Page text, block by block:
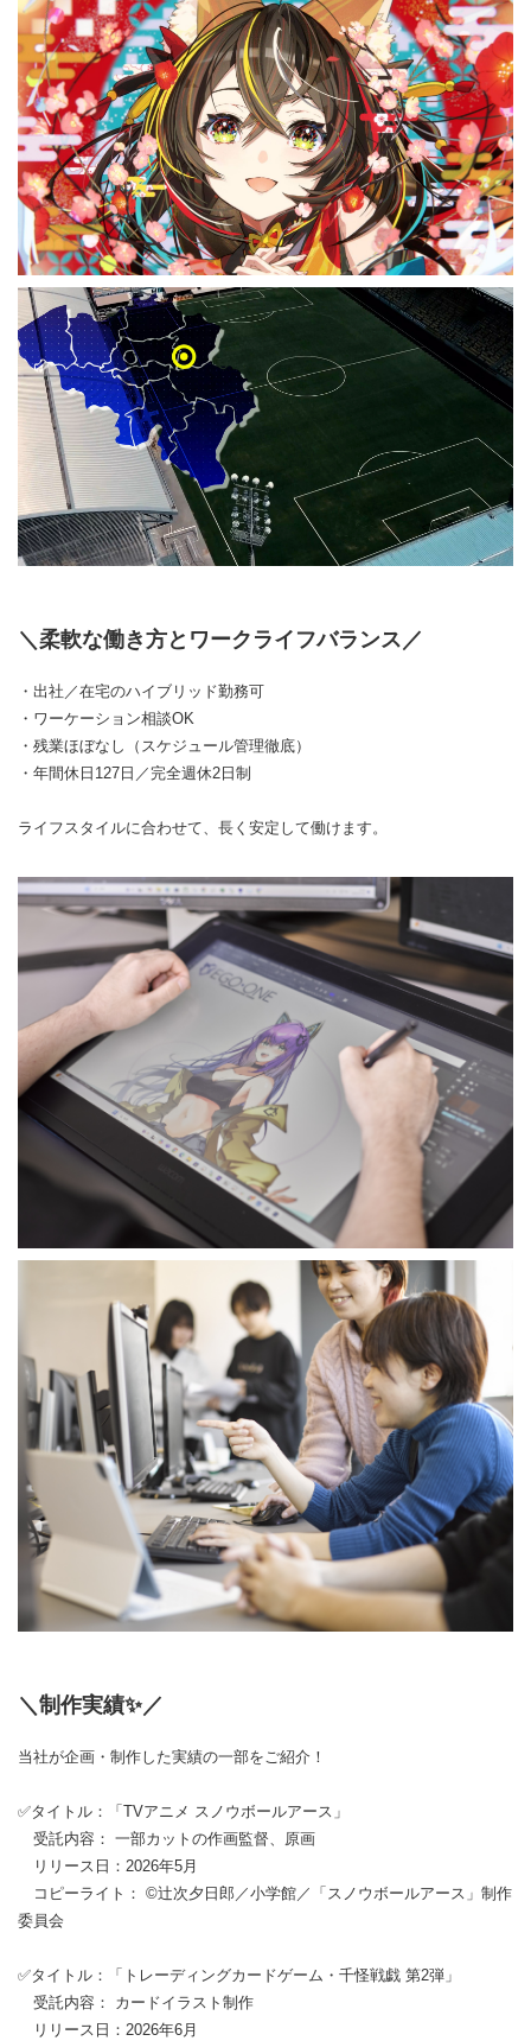
＼柔軟な働き方とワークライフバランス／
・出社／在宅のハイブリッド勤務可
・ワーケーション相談OK
・残業ほぼなし（スケジュール管理徹底）
・年間休日127日／完全週休2日制
ライフスタイルに合わせて、長く安定して働けます。
＼制作実績✨／
当社が企画・制作した実績の一部をご紹介！
✅タイトル：「TVアニメ スノウボールアース」
受託内容： 一部カットの作画監督、原画
リリース日：2026年5月
コピーライト： ©辻次夕日郎／小学館／「スノウボールアース」制作
委員会
✅タイトル：「トレーディングカードゲーム・千怪戦戯 第2弾」
受託内容： カードイラスト制作
リリース日：2026年6月